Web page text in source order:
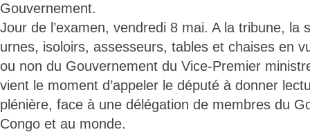
Gouvernement.
Jour de l’examen, vendredi 8 mai. A la tribune, la
urnes, isoloirs, assesseurs, tables et chaises en
ou non du Gouvernement du Vice-Premier
vient le moment d’appeler le député à donner
plénière, face à une délégation de membres du
Congo et au monde.